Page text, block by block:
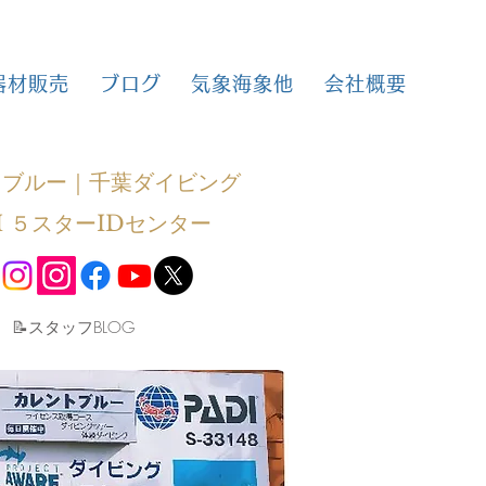
材販売 ブログ 気象海象他 会社概要
ルー｜千葉ダイビング
スターIDセンター
​📝スタッフBLOG